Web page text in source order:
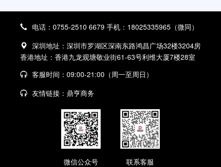
电话：0755-2510 6679 手机：18025335965（微同）
深圳地址：深圳市罗湖区深南东路鸿昌广场32楼3204房
香港地址：香港九龙观塘敬业街61-63号利维大厦7楼28室
客服时间：09:00-21:00（周一至周日）
友情链接： 鼎亨商务
微信公众号 联系客服